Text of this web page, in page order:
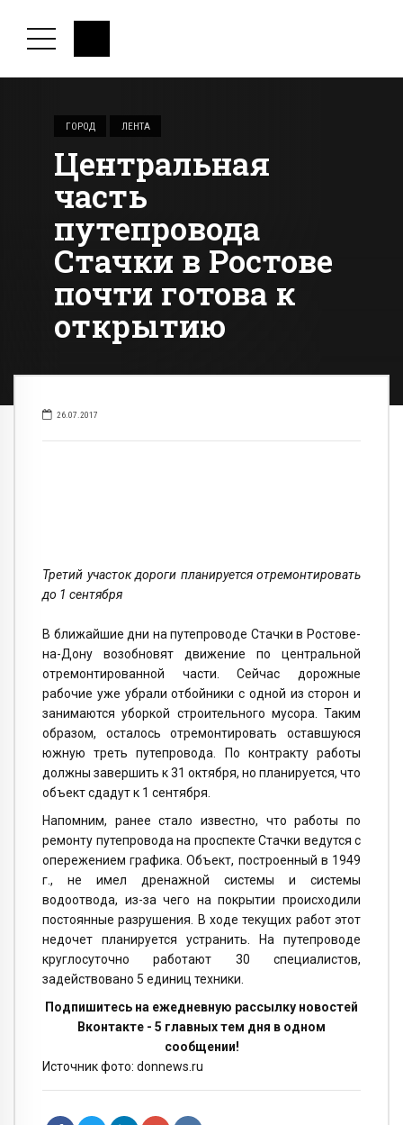
ГОРОД ЛЕНТА
Центральная
часть
путепровода
Стачки в Ростове
почти готова к
открытию
26.07.2017
Третий участок дороги планируется отремонтировать
до 1 сентября
В ближайшие дни на путепроводе Стачки в Ростове-
на-Дону возобновят движение по центральной
отремонтированной части. Сейчас дорожные
рабочие уже убрали отбойники с одной из сторон и
занимаются уборкой строительного мусора. Таким
образом, осталось отремонтировать оставшуюся
южную треть путепровода. По контракту работы
должны завершить к 31 октября, но планируется, что
объект сдадут к 1 сентября.
Напомним, ранее стало известно, что работы по
ремонту путепровода на проспекте Стачки ведутся с
опережением графика. Объект, построенный в 1949
г., не имел дренажной системы и системы
водоотвода, из-за чего на покрытии происходили
постоянные разрушения. В ходе текущих работ этот
недочет планируется устранить. На путепроводе
круглосуточно работают 30 специалистов,
задействовано 5 единиц техники.
Подпишитесь на ежедневную рассылку новостей
Вконтакте - 5 главных тем дня в одном
сообщении!
Источник фото: donnews.ru